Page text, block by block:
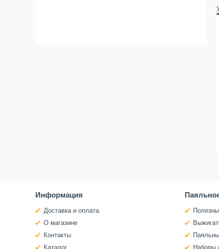
Информация
Доставка и оплата
О магазине
Контакты
Каталог
Наборы